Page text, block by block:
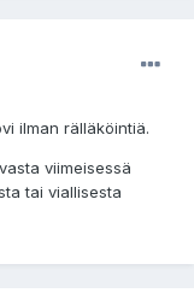
ilman rälläköintiä.
viimeisessä
tai viallisesta